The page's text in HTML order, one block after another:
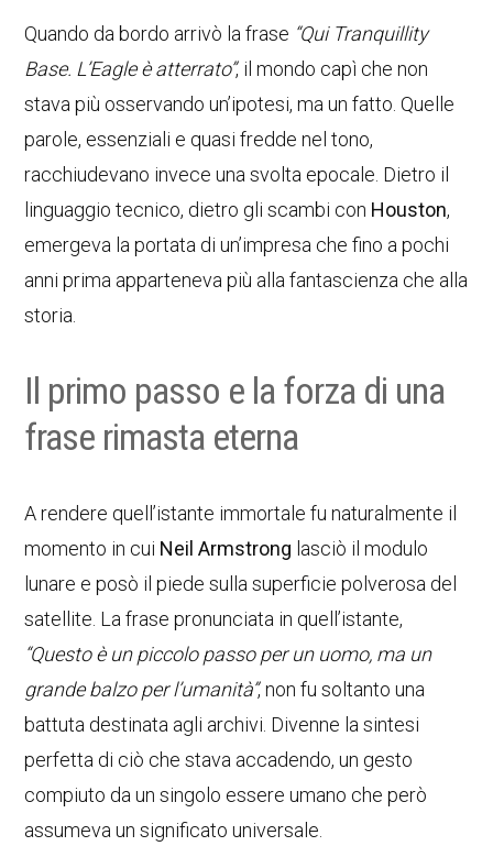
Quando da bordo arrivò la frase “Qui Tranquillity
Base. L’Eagle è atterrato”, il mondo capì che non
stava più osservando un’ipotesi, ma un fatto. Quelle
parole, essenziali e quasi fredde nel tono,
racchiudevano invece una svolta epocale. Dietro il
linguaggio tecnico, dietro gli scambi con Houston,
emergeva la portata di un’impresa che fino a pochi
anni prima apparteneva più alla fantascienza che alla
storia.
Il primo passo e la forza di una
frase rimasta eterna
A rendere quell’istante immortale fu naturalmente il
momento in cui Neil Armstrong lasciò il modulo
lunare e posò il piede sulla superficie polverosa del
satellite. La frase pronunciata in quell’istante,
“Questo è un piccolo passo per un uomo, ma un
grande balzo per l’umanità”, non fu soltanto una
battuta destinata agli archivi. Divenne la sintesi
perfetta di ciò che stava accadendo, un gesto
compiuto da un singolo essere umano che però
assumeva un significato universale.